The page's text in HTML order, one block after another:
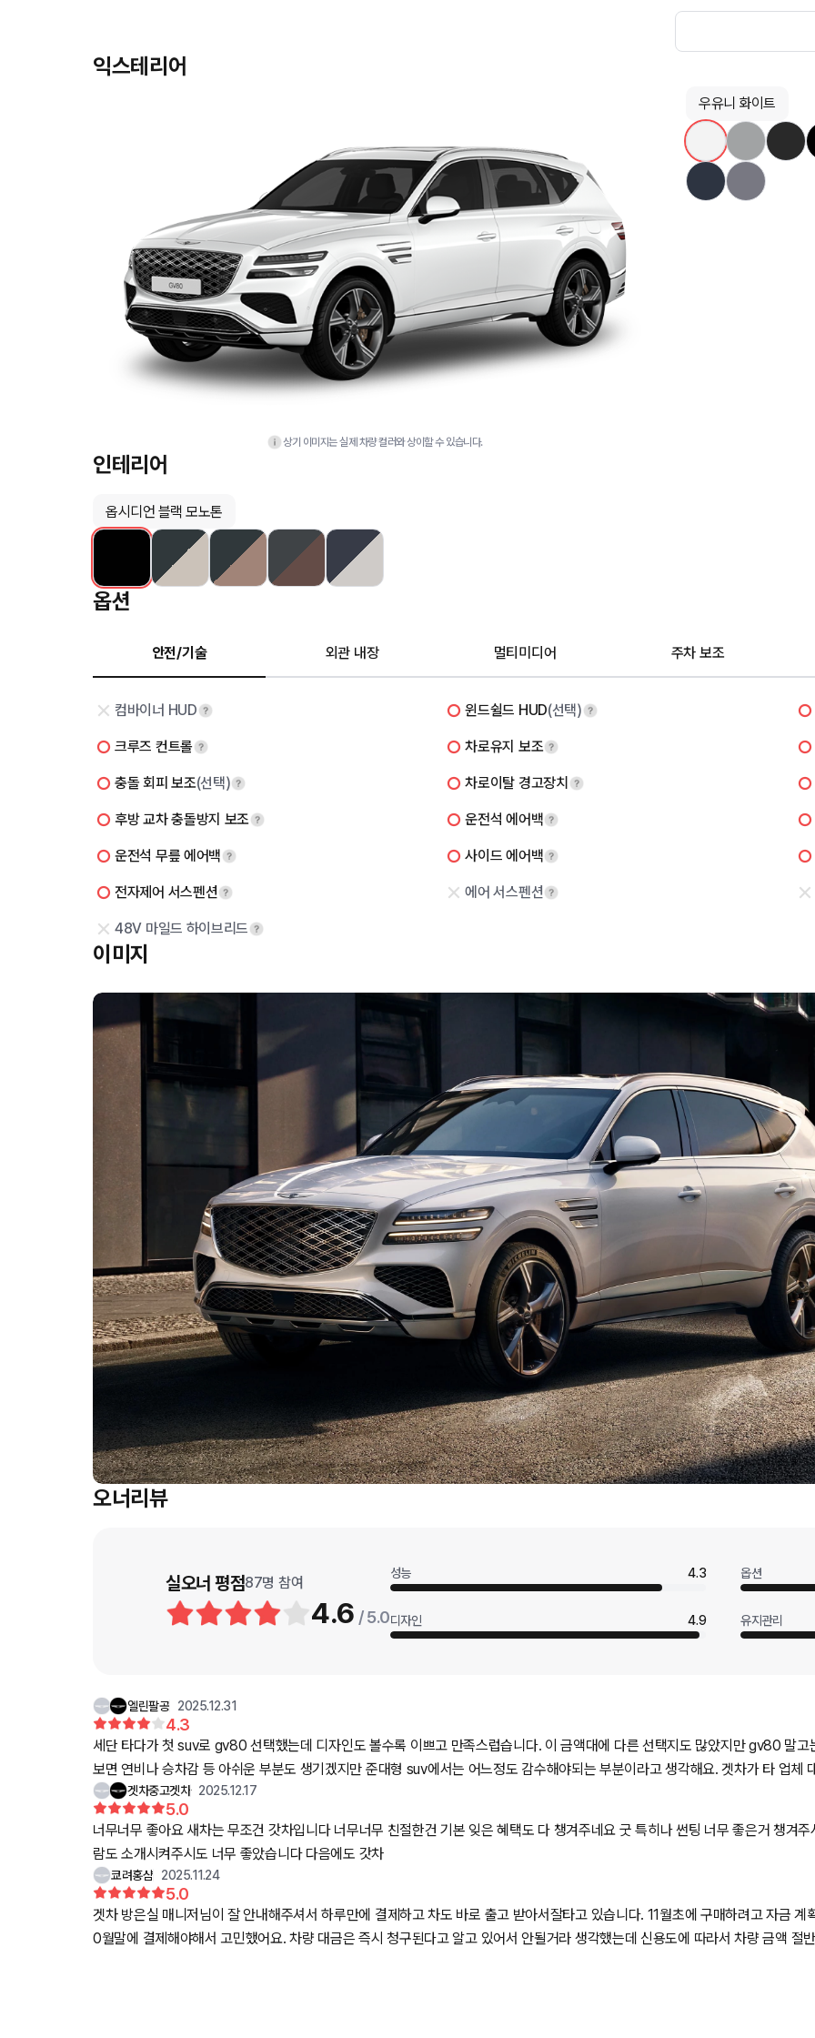
익스테리어
상기 이미지는 실제 차량 컬러와 상이할 수 있습니다.
우유니 화이트
인테리어
옵시디언 블랙 모노톤
옵션
안전/기술 외관 내장 멀티미디어 주차 보조
컴바이너 HUD 윈드쉴드 HUD(선택)
크루즈 컨트롤 차로유지 보조
충돌 회피 보조(선택) 차로이탈 경고장치
후방 교차 충돌방지 보조 운전석 에어백
운전석 무릎 에어백 사이드 에어백
전자제어 서스펜션 에어 서스펜션
48V 마일드 하이브리드
이미지
오너리뷰
실오너 평점87명 참여
4.6 / 5.0
성능 4.3 옵션
디자인 4.9 유지관리
엘린팔공 2025.12.31
4.3
세단 타다가 첫 suv로 gv80 선택했는데 디자인도 볼수록 이쁘고 만족스럽습니다. 이 금액대에 다른 선택지도 많았지만 gv80 말고는 눈에
보면 연비나 승차감 등 아쉬운 부분도 생기겠지만 준대형 suv에서는 어느정도 감수해야되는 부분이라고 생각해요. 겟차가 타 업체 대비 0.1프로 더 높길래 선택했는데 친
절히 상담해주시고 대응도 빨라서 만족스러웠습니다. 2026년 새해 복 많이 받으세요😄
겟차중고겟차 2025.12.17
5.0
너무너무 좋아요 새차는 무조건 갓차입니다 너무너무 친절한건 기본 잊은 혜택도 다 챙겨주네요 굿 특히나 썬팅 너무 좋은거 챙겨
람도 소개시켜주시도 너무 좋았습니다 다음에도 갓차
쿄려홍샴 2025.11.24
5.0
겟차 방은실 매니저님이 잘 안내해주셔서 하루만에 결제하고 차도 바로 출고 받아서잘타고 있습니다. 11월초에 구매하려고 자금 계획중이었는데 급하게 재고할인 차량 1
0월말에 결제해야해서 고민했어요. 차량 대금은 즉시 청구된다고 알고 있어서 안될거라 생각했는데 신용도에 따라서 차량 금액 절반 이상을 결제일에 빠져나가게 안내해